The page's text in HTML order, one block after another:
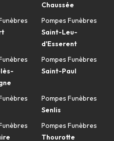
Chaussée
Pompes Funèbres
Saint-Leu-
d'Esserent
Pompes Funèbres
Saint-Paul
Pompes Funèbres
Senlis
Pompes Funèbres
Thourotte